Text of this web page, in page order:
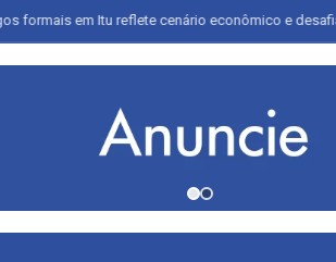
Itu reflete cenário econômico e desafia setores